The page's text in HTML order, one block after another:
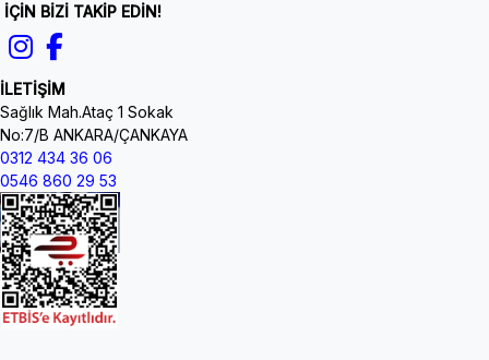
İÇİN BİZİ TAKİP EDİN!
İLETİŞİM
Sağlık Mah.Ataç 1 Sokak
No:7/B ANKARA/ÇANKAYA
0312 434 36 06
0546 860 29 53